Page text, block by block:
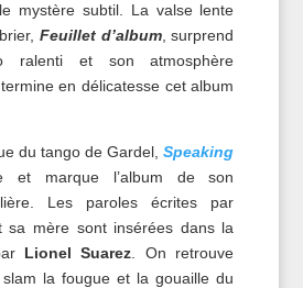
mystère subtil. La valse lente
Feuillet d’album, surprend
ralenti et son atmosphère
en délicatesse cet album
du tango de Gardel,Speaking
et marque l’album de son
Les paroles écrites par
sa mère sont insérées dans la
Lionel Suarez . On retrouve
la fougue et la gouaille du